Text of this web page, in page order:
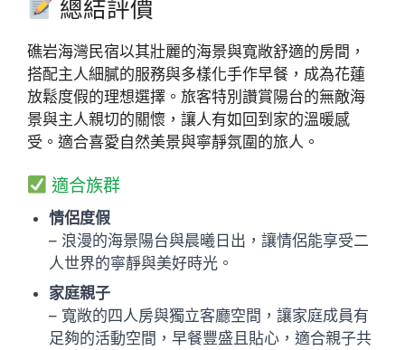
總結評價
礁岩海灣民宿以其壯麗的海景與寬敞舒適的房間，
搭配主人細膩的服務與多樣化手作早餐，成為花蓮
放鬆度假的理想選擇。旅客特別讚賞陽台的無敵海
景與主人親切的關懷，讓人有如回到家的溫暖感
受。適合喜愛自然美景與寧靜氛圍的旅人。
適合族群
情侶度假
– 浪漫的海景陽台與晨曦日出，讓情侶能享受二
人世界的寧靜與美好時光。
家庭親子
– 寬敞的四人房與獨立客廳空間，讓家庭成員有
足夠的活動空間，早餐豐盛且貼心，適合親子共